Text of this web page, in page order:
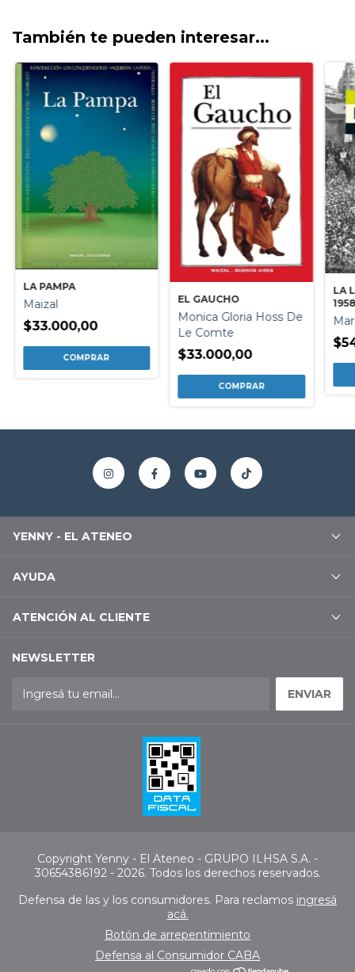
También te pueden interesar...
LA PAMPA
Maizal
$33.000,00
EL GAUCHO
Monica Gloria Hoss De
Le Comte
$33.000,00
LA
YENNY - EL ATENEO
AYUDA
ATENCIÓN AL CLIENTE
NEWSLETTER
Copyright Yenny - El Ateneo - GRUPO ILHSA S.A. -
30654386192 - 2026. Todos los derechos reservados.
Defensa de las y los consumidores. Para reclamos ingresá
acá.
Botón de arrepentimiento
Defensa al Consumidor CABA